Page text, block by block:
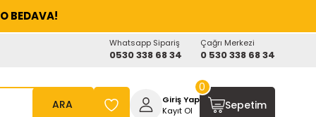
BEDAVA!
Whatsapp Sipariş
0530 338 68 34
Çağrı Merkezi
0 530 338 68 34
ARA
Giriş Yap
Kayıt Ol
Sepetim
0